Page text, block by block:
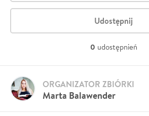
Udostępnij
0 udostępnień
Marta Balawender
ORGANIZATOR ZBIÓRKI